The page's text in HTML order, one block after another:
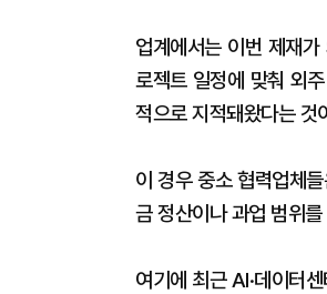
업계에서는 이번 제재
로젝트 일정에 맞춰 외
적으로 지적돼왔다는 것
이 경우 중소 협력업체
금 정산이나 과업 범위
여기에 최근 AI·데이터